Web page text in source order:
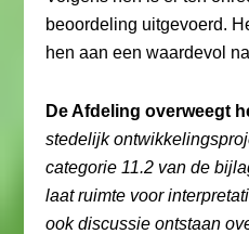
beoordeling uitgevoerd.
hen aan een waardevol
De Afdeling overweegt
stedelijk
categorie 11.2 van de
laat ruimte voor
ook discussie ontstaan